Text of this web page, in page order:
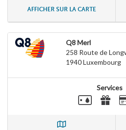
AFFICHER SUR LA CARTE
Q8 Merl
258 Route de
1940Luxembourg
Services